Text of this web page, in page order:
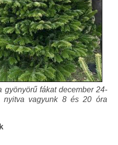
gyönyörű fákat december 24-
vagyunk 8 és 20 óra